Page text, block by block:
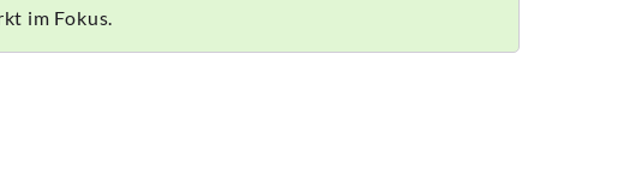
im Fokus.